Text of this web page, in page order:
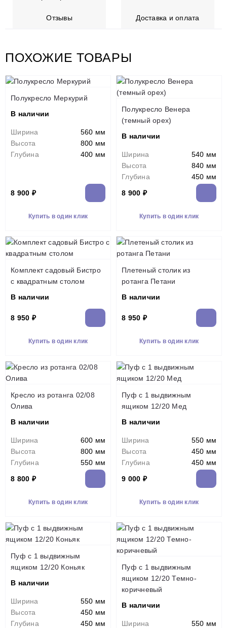
Отзывы Доставка и оплата
ПОХОЖИЕ ТОВАРЫ
Полукресло Меркурий
В наличии
Ширина
560 мм
Высота
800 мм
Глубина
400 мм
8 900 ₽
Купить в один клик
Полукресло Венера
(темный орех)
В наличии
Ширина
540 мм
Высота
840 мм
Глубина
450 мм
8 900 ₽
Купить в один клик
Комплект садовый Бистро
с квадратным столом
В наличии
8 950 ₽
Купить в один клик
Плетеный столик из
ротанга Петани
В наличии
8 950 ₽
Купить в один клик
Кресло из ротанга 02/08
Олива
В наличии
Ширина
600 мм
Высота
800 мм
Глубина
550 мм
8 800 ₽
Купить в один клик
Пуф с 1 выдвижным
ящиком 12/20 Мед
В наличии
Ширина
550 мм
Высота
450 мм
Глубина
450 мм
9 000 ₽
Купить в один клик
Пуф с 1 выдвижным
ящиком 12/20 Коньяк
В наличии
Ширина
550 мм
Высота
450 мм
Глубина
450 мм
Пуф с 1 выдвижным
ящиком 12/20 Темно-
коричневый
В наличии
Ширина
550 мм